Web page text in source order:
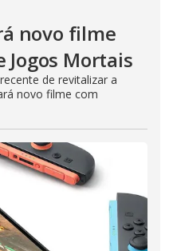
novo filme
Mortais
de revitalizar a
novo filme com